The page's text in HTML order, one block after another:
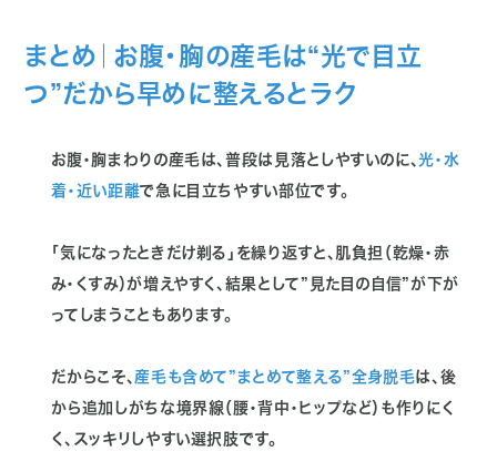
まとめ｜お腹・胸の産毛は“光で目立
つ”だから早めに整えるとラク
お腹・胸まわりの産毛は、普段は見落としやすいのに、光・水
着・近い距離で急に目立ちやすい部位です。
「気になったときだけ剃る」を繰り返すと、肌負担（乾燥・赤
み・くすみ）が増えやすく、結果として”見た目の自信”が下が
ってしまうこともあります。
だからこそ、 産毛も含めて”まとめて整える”全身脱毛は、後
から追加しがちな境界線（腰・背中・ヒップなど）も作りにく
く、スッキリしやすい選択肢です。